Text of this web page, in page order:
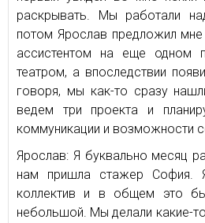
раскрывать. Мы работали
потом Ярослав предложил
ассистентом на еще одном
театром, а впоследствии
говоря, мы как-то сразу
ведем три проекта и
коммуникации и возможности
Ярослав: Я буквально месяц
нам пришла стажер София.
коллектив и в общем это
небольшой. Мы делали какие-